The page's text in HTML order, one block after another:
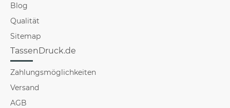
Blog
Qualität
Sitemap
TassenDruck.de
Zahlungsmöglichkeiten
Versand
AGB